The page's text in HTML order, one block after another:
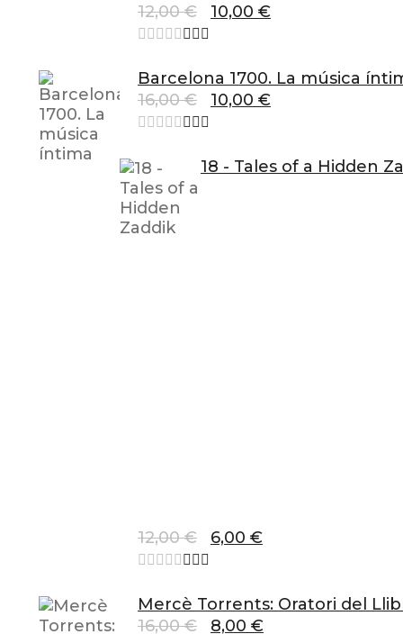
12,00€
El
preu
era:
12,00 €.
10,00 €
és:
10,00 €.
Barcelona 1700. La música
16,00€
El
preu
era:
16,00 €.
10,00 €
és:
10,00 €.
18 - Tales of a Hidden
12,00€
El
preu
era:
12,00 €.
6,00 €
és:
6,00 €.
Mercè Torrents: Oratori del
16,00€ El
8,00 €